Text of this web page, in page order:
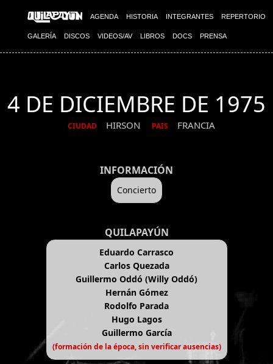
AGENDA HISTORIA INTEGRANTES REPERTORIO
GALERÍA DISCOS VIDEOS/AV LIBROS DOCS PRENSA
4 DE DICIEMBRE DE 1975
CIUDAD HIRSON PAIS FRANCIA
INFORMACIÓN
Concierto
QUILAPAYÚN
Eduardo Carrasco
Carlos Quezada
Guillermo Oddó (Willy Oddó)
Hernán Gómez
Rodolfo Parada
Hugo Lagos
Guillermo García
(formación de la época, sin verificar ausencias)